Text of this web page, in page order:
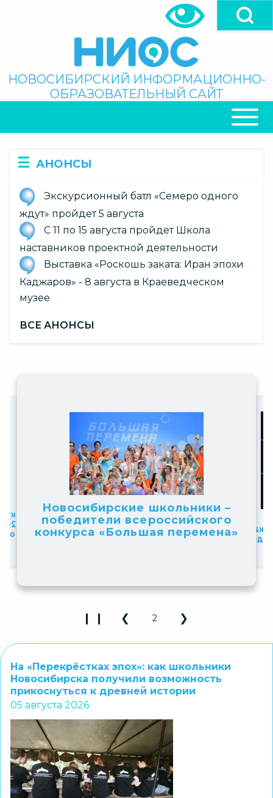
Поиск
НОВОСИБИРСКИЙ ИНФОРМАЦИОННО-
ОБРАЗОВАТЕЛЬНЫЙ САЙТ
НАВИГАЦИЯ
АНОНСЫ
Экскурсионный батл «Семеро одного
ждут» пройдет 5 августа
С 11 по 15 августа пройдет Школа
наставников проектной деятельности
Выставка «Роскошь заката: Иран эпохи
Каджаров» - 8 августа в Краеведческом
музее
ВСЕ АНОНСЫ
Slide
of
10
Новосибирские школьники –
победители всероссийского
конкурса «Большая перемена»
Slide
of
10
Официальный комментарий
Минпросвещения России
Play Pause 3D Carousel
❙ ❙
Previous Slide
❮ 2
Next Slide
❯
На «Перекрёстках эпох»: как школьники
Новосибирска получили возможность
прикоснуться к древней истории
05 августа 2026